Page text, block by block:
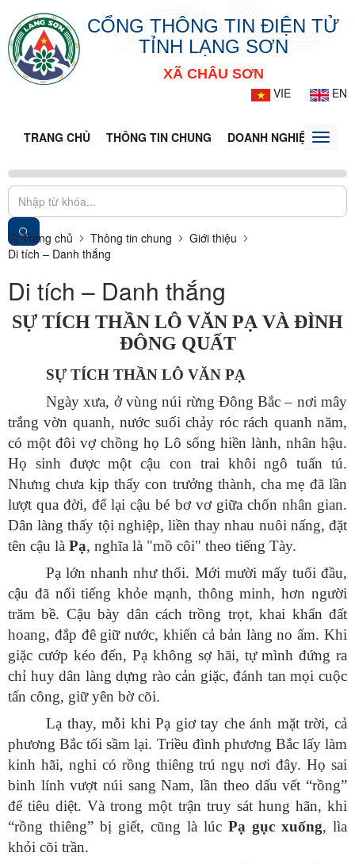
CỔNG THÔNG TIN ĐIỆN TỬ
TỈNH LẠNG SƠN
XÃ CHÂU SƠN
VIE
EN
TRANG CHỦ THÔNG TIN CHUNG DOANH NGHIỆP TIN
Toggle
Trang chủ Thông tin chung
Giới thiệu
Di tích – Danh thắng
Di tích – Danh thắng
SỰ TÍCH THẦN LÔ VĂN PẠ VÀ ĐÌNH
ĐÔNG QUẤT
SỰ TÍCH THẦN LÔ VĂN PẠ
Ngày xưa, ở vùng núi rừng Đông Bắc – nơi mây
trắng vờn quanh, nước suối chảy róc rách quanh năm,
có một đôi vợ chồng họ Lô sống hiền lành, nhân hậu.
Họ sinh được một cậu con trai khôi ngô tuấn tú.
Nhưng chưa kịp thấy con trưởng thành, cha mẹ đã lần
lượt qua đời, để lại cậu bé bơ vơ giữa chốn nhân gian.
Dân làng thấy tội nghiệp, liền thay nhau nuôi nấng, đặt
tên cậu là Pạ, nghĩa là "mồ côi" theo tiếng Tày.
Pạ lớn nhanh như thổi. Mới mười mấy tuổi đầu,
cậu đã nổi tiếng khỏe mạnh, thông minh, hơn người
trăm bề. Cậu bày dân cách trồng trọt, khai khẩn đất
hoang, đắp đê giữ nước, khiến cả bản làng no ấm. Khi
giặc cướp kéo đến, Pạ không sợ hãi, tự mình đứng ra
chỉ huy dân làng dựng rào cản giặc, đánh tan mọi cuộc
tấn công, giữ yên bờ cõi.
Lạ thay, mỗi khi Pạ giơ tay che ánh mặt trời, cả
phương Bắc tối sầm lại. Triều đình phương Bắc lấy làm
kinh hãi, nghi có rồng thiêng trú ngụ nơi đây. Họ sai
binh lính vượt núi sang Nam, lần theo dấu vết “rồng”
để tiêu diệt. Và trong một trận truy sát hung hãn, khi
“rồng thiêng” bị giết, cũng là lúc Pạ gục xuống, lìa
khỏi cõi trần.